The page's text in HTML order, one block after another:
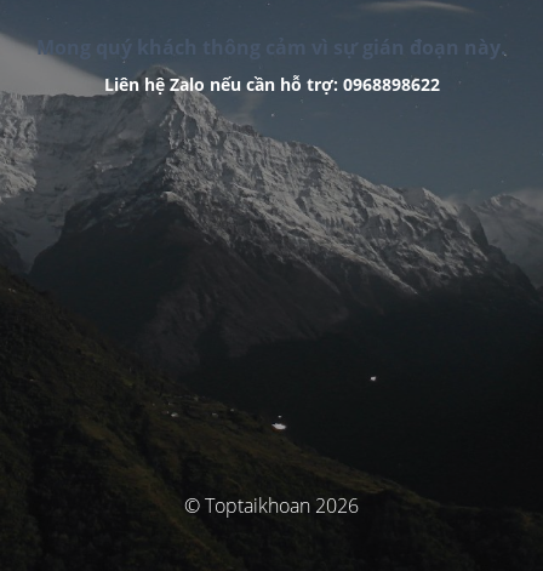
Mong quý khách thông cảm vì sự gián đoạn này.
Liên hệ Zalo nếu cần hỗ trợ: 0968898622
© Toptaikhoan 2026